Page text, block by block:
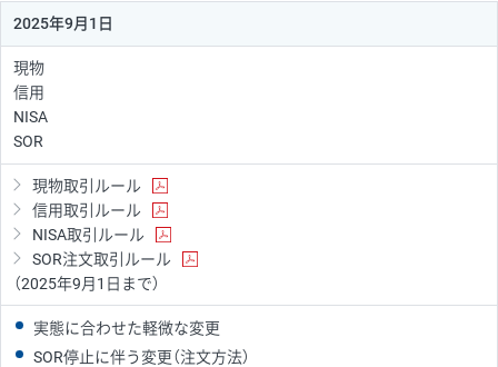
2025年9月1日
現物
信用
NISA
SOR
現物取引ルール
信用取引ルール
NISA取引ルール
SOR注文取引ルール
（2025年9月1日まで）
実態に合わせた軽微な変更
SOR停止に伴う変更（注文方法）